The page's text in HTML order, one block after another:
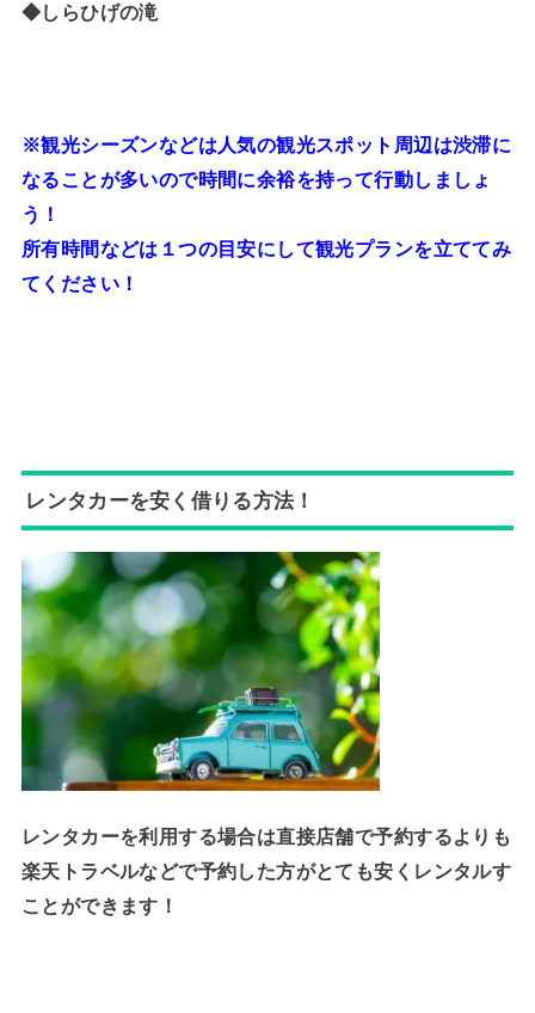
◆しらひげの滝
※観光シーズンなどは人気の観光スポット周辺は渋滞に
なることが多いので時間に余裕を持って行動しましょ
う！
所有時間などは１つの目安にして観光プランを立ててみ
てください！
レンタカーを安く借りる方法！
レンタカーを利用する場合は直接店舗で予約するよりも
楽天トラベルなどで予約した方がとても安くレンタルす
ことができます！